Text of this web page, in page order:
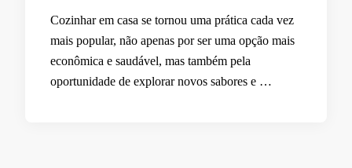
Cozinhar em casa se tornou uma prática cada vez
mais popular, não apenas por ser uma opção mais
econômica e saudável, mas também pela
oportunidade de explorar novos sabores e …